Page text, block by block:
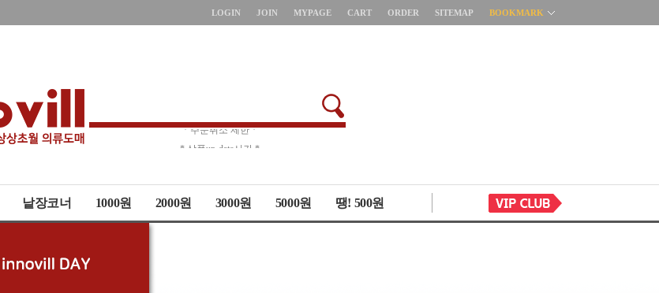
LOGIN JOIN MYPAGE CART ORDER SITEMAP BOOKMARK
* 주문취소 제한 *
낱장코너 1000원 2000원 3000원 5000원 땡! 500원